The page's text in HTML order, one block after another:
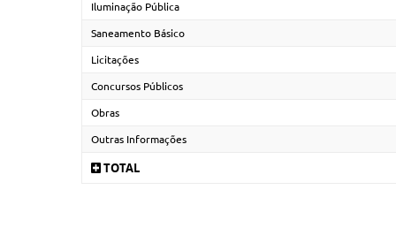
Iluminação Pública
Saneamento Básico
Licitações
Concursos Públicos
Obras
Outras Informações
TOTAL